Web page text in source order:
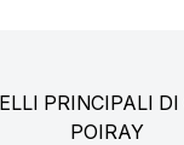
PRINCIPALI DI
POIRAY